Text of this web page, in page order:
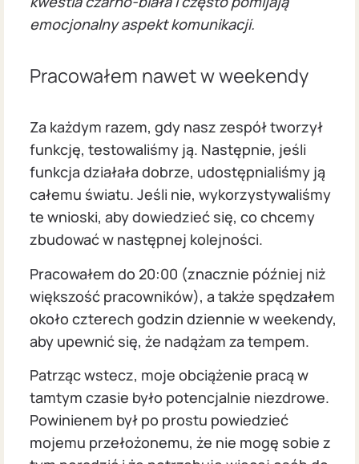
emocjonalny aspekt komunikacji.
Pracowałem nawet w weekendy
Za każdym razem, gdy nasz zespół tworzył
funkcję, testowaliśmy ją. Następnie, jeśli
funkcja działała dobrze, udostępnialiśmy ją
całemu światu. Jeśli nie, wykorzystywaliśmy
te wnioski, aby dowiedzieć się, co chcemy
zbudować w następnej kolejności.
Pracowałem do 20:00 (znacznie później niż
większość pracowników), a także spędzałem
około czterech godzin dziennie w weekendy,
aby upewnić się, że nadążam za tempem.
Patrząc wstecz, moje obciążenie pracą w
tamtym czasie było potencjalnie niezdrowe.
Powinienem był po prostu powiedzieć
mojemu przełożonemu, że nie mogę sobie z